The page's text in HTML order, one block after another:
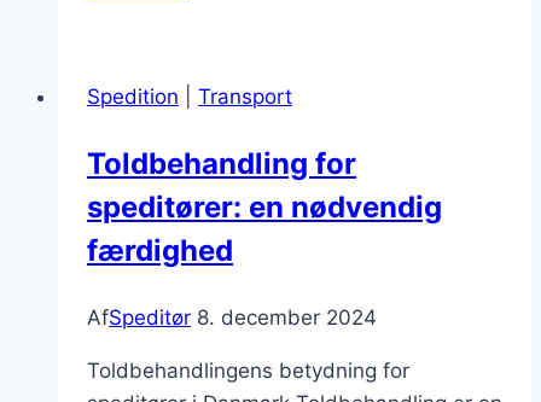
for
Spedition Transport
Toldbehandling for
speditører: en nødvendig
færdighed
AfSpeditør 8. december 2024
Toldbehandlingens betydning for